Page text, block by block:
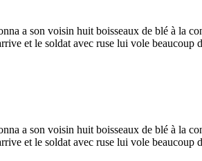
a son voisin huit boisseaux de blé à la
et le soldat avec ruse lui vole
a son voisin huit boisseaux de blé à la
et le soldat avec ruse lui vole